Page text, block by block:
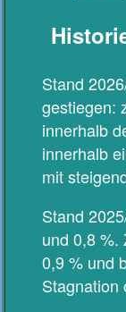
Stand
gestiegen:
innerhalb
innerhalb
mit
Stand
und 0,8 %.
0,9 % und
Stagnation